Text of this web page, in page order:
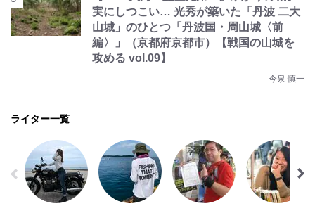
実にしつこい… 光秀が築いた「丹波 二大
山城」のひとつ「丹波国・周山城〈前
編〉」（京都府京都市）【戦国の山城を
攻める vol.09】
今泉 慎一
ライター一覧